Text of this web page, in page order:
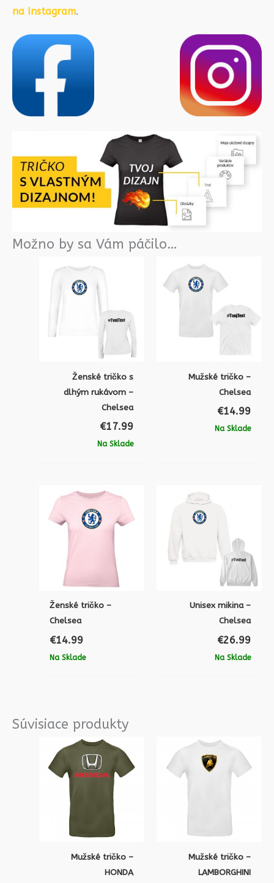
na Instagram.
Možno by sa Vám páčilo…
Ženské tričko s
dlhým rukávom –
Chelsea
€17.99
Na Sklade
Mužské tričko –
Chelsea
€14.99
Na Sklade
Ženské tričko –
Chelsea
€14.99
Na Sklade
Unisex mikina –
Chelsea
€26.99
Na Sklade
Súvisiace produkty
Mužské tričko –
HONDA
Mužské tričko –
LAMBORGHINI